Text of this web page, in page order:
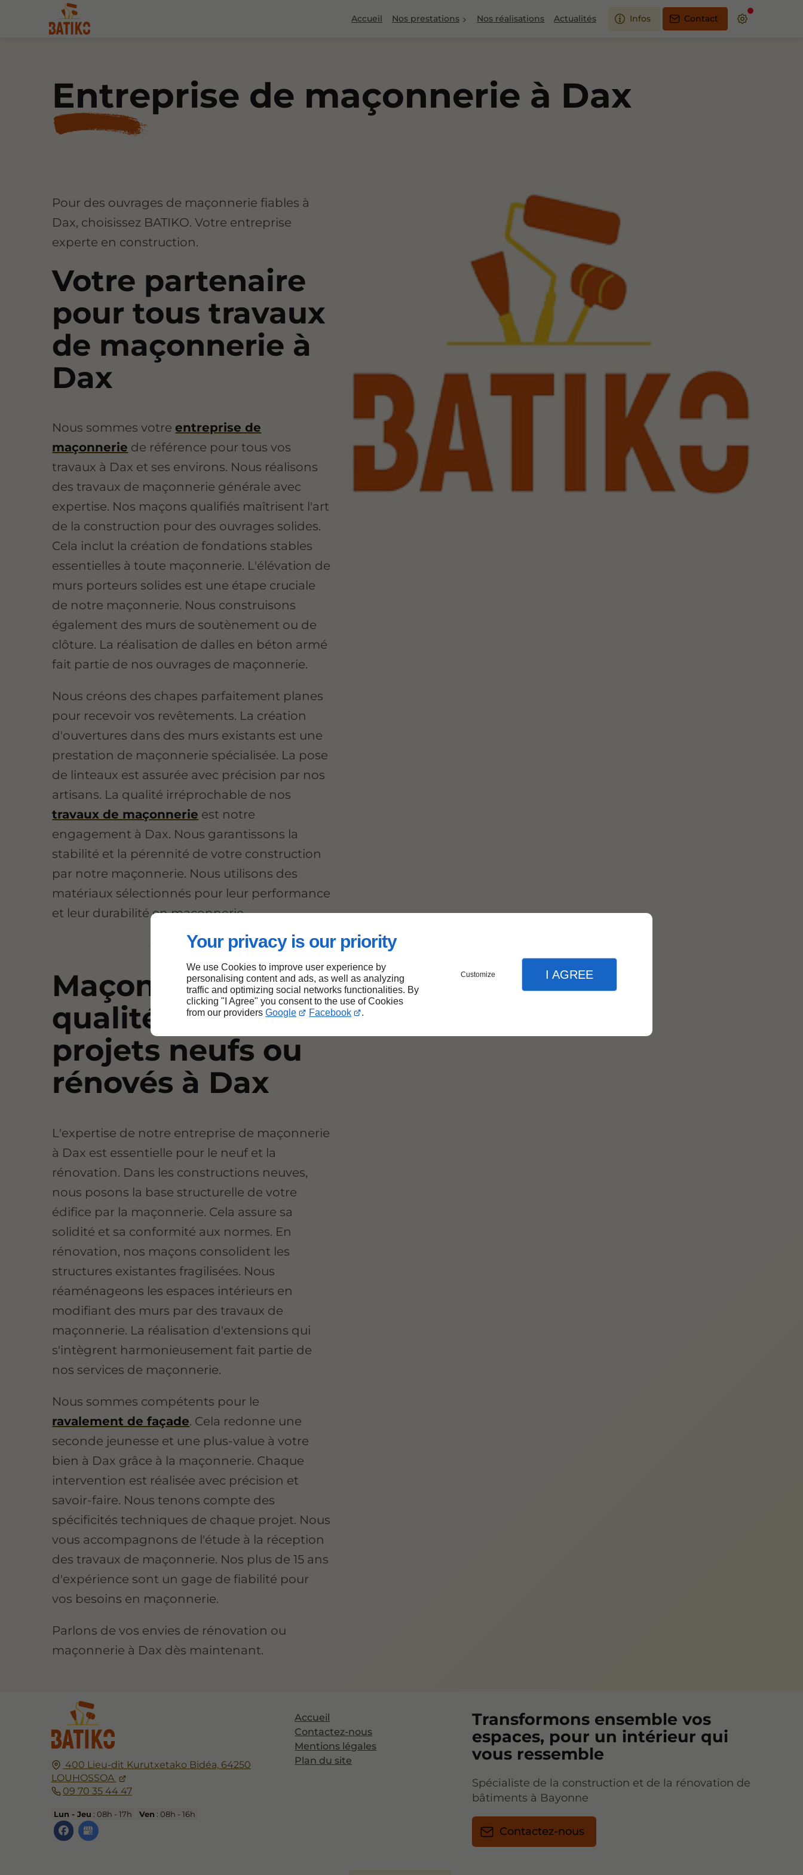
Your privacy is our priority
We use Cookies to improve user experience by
personalising content and ads, as well as analyzing
traffic and optimizing social networks functionalities. By
clicking "I Agree" you consent to the use of Cookies
from our providers Google Facebook .
Customize I AGREE
Accueil Nos prestations Nos réalisations Actualités Infos Contact
Entreprise de maçonnerie à Dax
Pour des ouvrages de maçonnerie fiables à
Dax, choisissez BATIKO. Votre entreprise
experte en construction.
Votre partenaire
pour tous travaux
de maçonnerie à
Dax
Nous sommes votreentreprise de
maçonnerie de référence pour tous vos
travaux à Dax et ses environs. Nous réalisons
des travaux de maçonnerie générale avec
expertise. Nos maçons qualifiés maîtrisent l'art
de la construction pour des ouvrages solides.
Cela inclut la création de fondations stables
essentielles à toute maçonnerie. L'élévation de
murs porteurs solides est une étape cruciale
de notre maçonnerie. Nous construisons
également des murs de soutènement ou de
clôture. La réalisation de dalles en béton armé
fait partie de nos ouvrages de maçonnerie.
Nous créons des chapes parfaitement planes
pour recevoir vos revêtements. La création
d'ouvertures dans des murs existants est une
prestation de maçonnerie spécialisée. La pose
de linteaux est assurée avec précision par nos
artisans. La qualité irréprochable de nos
travaux de maçonnerie est notre
engagement à Dax. Nous garantissons la
stabilité et la pérennité de votre construction
par notre maçonnerie. Nous utilisons des
matériaux sélectionnés pour leur performance
et leur durabilité en maçonnerie.
Maçonnerie de
qualité pour vos
projets neufs ou
rénovés à Dax
L'expertise de notre entreprise de maçonnerie
à Dax est essentielle pour le neuf et la
rénovation. Dans les constructions neuves,
nous posons la base structurelle de votre
édifice par la maçonnerie. Cela assure sa
solidité et sa conformité aux normes. En
rénovation, nos maçons consolident les
structures existantes fragilisées. Nous
réaménageons les espaces intérieurs en
modifiant des murs par des travaux de
maçonnerie. La réalisation d'extensions qui
s'intègrent harmonieusement fait partie de
nos services de maçonnerie.
Nous sommes compétents pour le
ravalement de façade. Cela redonne une
seconde jeunesse et une plus-value à votre
bien à Dax grâce à la maçonnerie. Chaque
intervention est réalisée avec précision et
savoir-faire. Nous tenons compte des
spécificités techniques de chaque projet. Nous
vous accompagnons de l'étude à la réception
des travaux de maçonnerie. Nos plus de 15 ans
d'expérience sont un gage de fiabilité pour
vos besoins en maçonnerie.
Parlons de vos envies de rénovation ou
maçonnerie à Dax dès maintenant.
400 Lieu-dit Kurutxetako Bidéa, 64250
LOUHOSSOA
09 70 35 44 47
Lun - Jeu : 08h - 17h Ven : 08h - 16h
Accueil
Contactez-nous
Mentions légales
Plan du site
Transformons ensemble vos
espaces, pour un intérieur qui
vous ressemble
Spécialiste de la construction et de la rénovation de
bâtiments à Bayonne
Contactez-nous